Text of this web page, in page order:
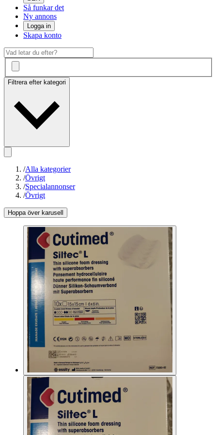
Så funkar det
Ny annons
Logga in
Skapa konto
Filtrera efter kategori
/Alla kategorier
/Övrigt
/Specialannonser
/Övrigt
Hoppa över karusell